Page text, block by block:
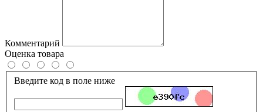
Комментарий
Оценка товара
Введите код в поле ниже